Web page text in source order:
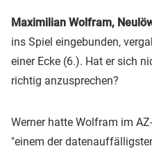
Maximilian Wolfram,
ins Spiel eingebunden,
einer Ecke (6.). Hat er sich
richtig anzusprechen?
Werner hatte Wolfram im
"einem der